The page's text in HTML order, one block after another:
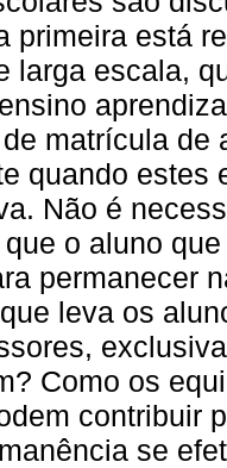
primeira está
larga escala,
matrícula de
quando estes
Não é
o aluno
permanecer
leva os
Como os
contribuir
se